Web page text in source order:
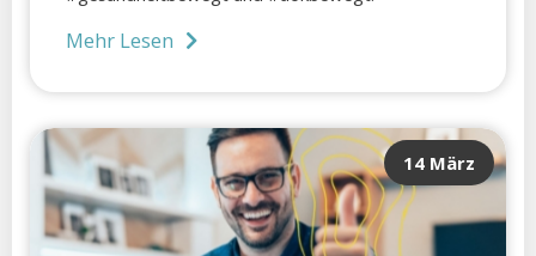
Mehr Lesen
14 März